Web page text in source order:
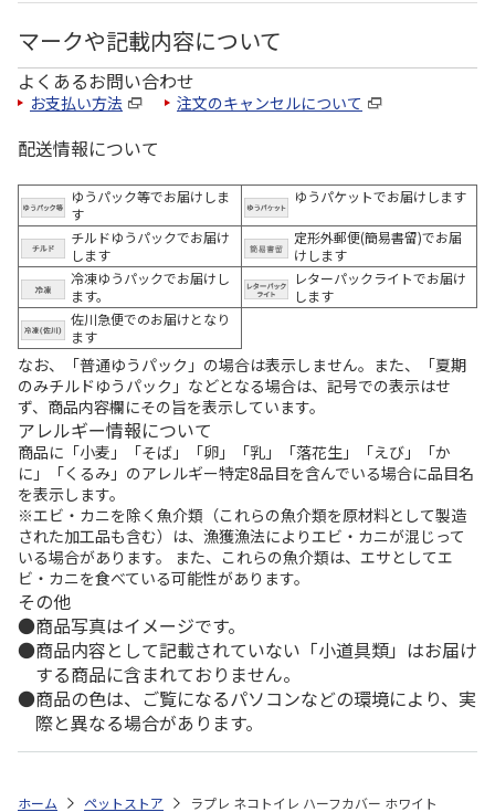
マークや記載内容について
よくあるお問い合わせ
お支払い方法 注文のキャンセルについて
配送情報について
ゆうパック等でお届けしま
す
ゆうパケットでお届けします
チルドゆうパックでお届け
します
定形外郵便(簡易書留)でお届
けします
冷凍ゆうパックでお届けし
ます。
レターパックライトでお届け
します
佐川急便でのお届けとなり
ます
なお、「普通ゆうパック」の場合は表示しません。また、「夏期
のみチルドゆうパック」などとなる場合は、記号での表示はせ
ず、商品内容欄にその旨を表示しています。
アレルギー情報について
商品に「小麦」「そば」「卵」「乳」「落花生」「えび」「か
に」「くるみ」のアレルギー特定8品目を含んでいる場合に品目名
を表示します。
※エビ・カニを除く魚介類（これらの魚介類を原材料として製造
された加工品も含む）は、漁獲漁法によりエビ・カニが混じって
いる場合があります。 また、これらの魚介類は、エサとしてエ
ビ・カニを食べている可能性があります。
その他
商品写真はイメージです。
商品内容として記載されていない「小道具類」はお届け
する商品に含まれておりません。
商品の色は、ご覧になるパソコンなどの環境により、実
際と異なる場合があります。
ホーム ペットストア ラプレ ネコトイレ ハーフカバー ホワイト